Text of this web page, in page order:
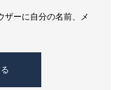
ザーに自分の名前、メ